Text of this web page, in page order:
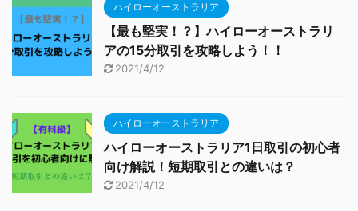
ハイローオーストラリア
【最も堅実！？】ハイローオーストラリ
アの15分取引を攻略しよう！！
2021/4/12
ハイローオーストラリア
ハイローオーストラリア1日取引の初心者
向け解説！短期取引との違いは？
2021/4/12